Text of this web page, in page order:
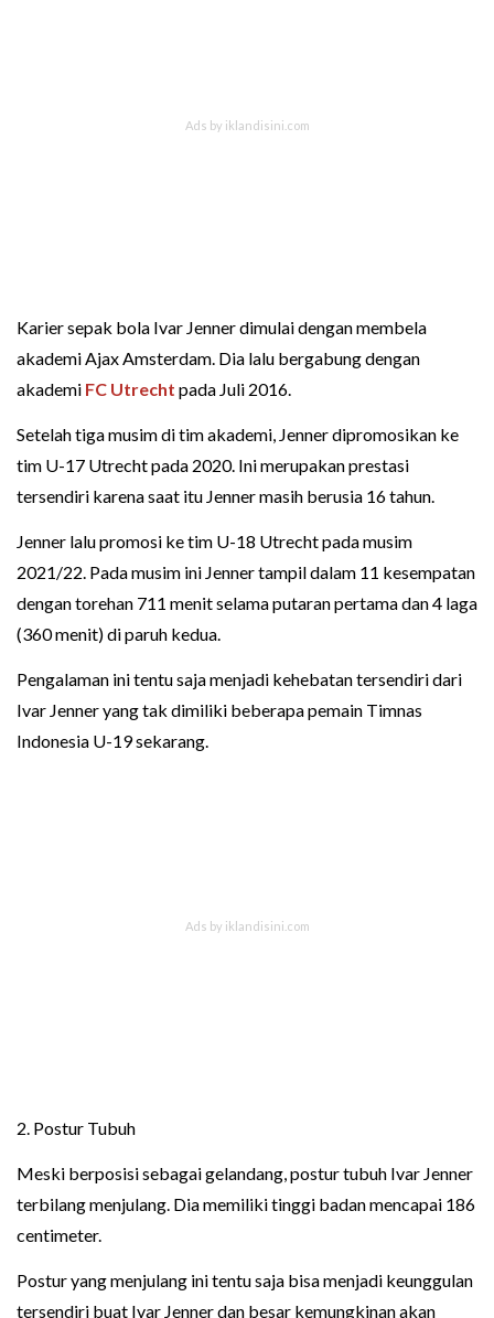
Karier sepak bola Ivar Jenner dimulai dengan membela
akademi Ajax Amsterdam. Dia lalu bergabung dengan
akademi FC Utrecht pada Juli 2016.
Setelah tiga musim di tim akademi, Jenner dipromosikan ke
tim U-17 Utrecht pada 2020. Ini merupakan prestasi
tersendiri karena saat itu Jenner masih berusia 16 tahun.
Jenner lalu promosi ke tim U-18 Utrecht pada musim
2021/22. Pada musim ini Jenner tampil dalam 11 kesempatan
dengan torehan 711 menit selama putaran pertama dan 4 laga
(360 menit) di paruh kedua.
Pengalaman ini tentu saja menjadi kehebatan tersendiri dari
Ivar Jenner yang tak dimiliki beberapa pemain Timnas
Indonesia U-19 sekarang.
2. Postur Tubuh
Meski berposisi sebagai gelandang, postur tubuh Ivar Jenner
terbilang menjulang. Dia memiliki tinggi badan mencapai 186
centimeter.
Postur yang menjulang ini tentu saja bisa menjadi keunggulan
tersendiri buat Ivar Jenner dan besar kemungkinan akan